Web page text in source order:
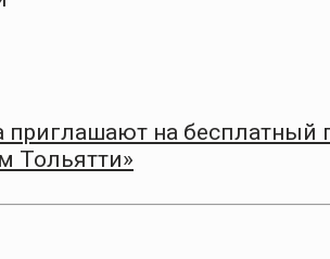
приглашают на бесплатный
Тольятти»